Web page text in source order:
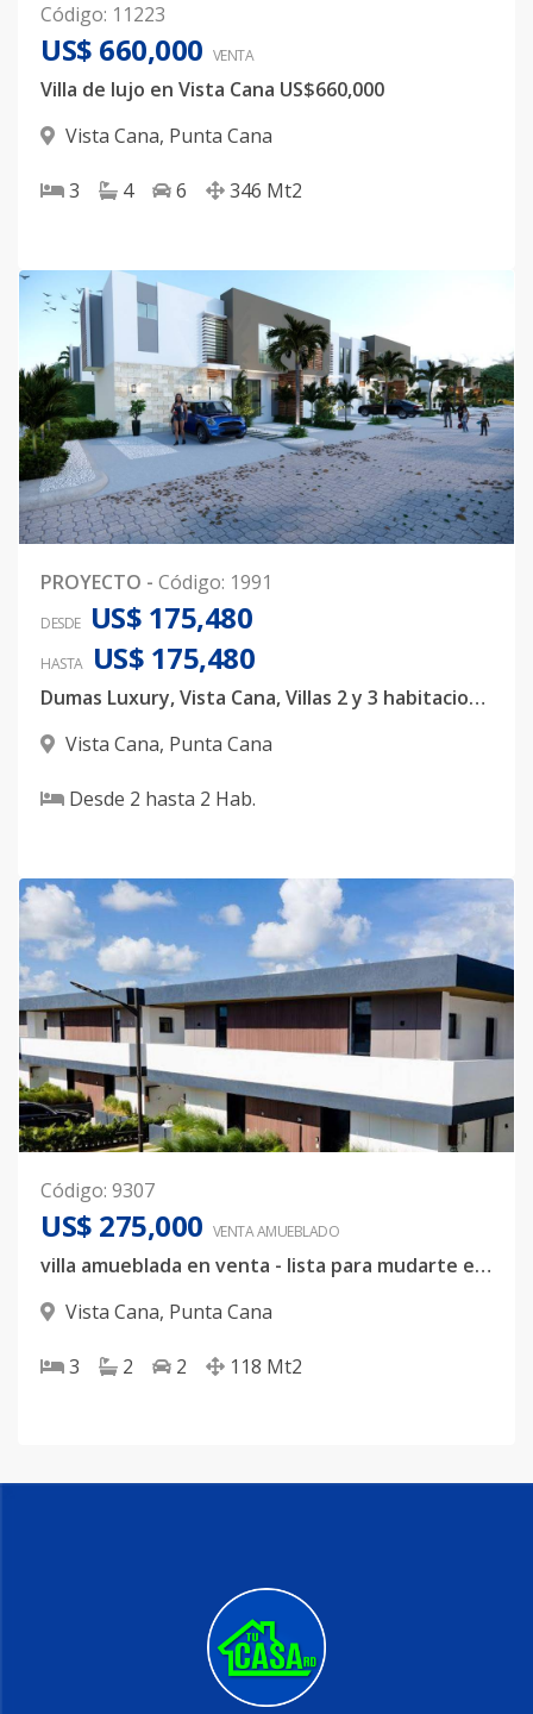
Código: 11223
US$ 660,000 VENTA
Villa de lujo en Vista Cana US$660,000
Vista Cana, Punta Cana
3 4 6 346 Mt2
PROYECTO - Código: 1991
DESDE US$ 175,480
HASTA US$ 175,480
Dumas Luxury, Vista Cana, Villas 2 y 3 habitaciones
Vista Cana, Punta Cana
Desde 2 hasta 2 Hab.
Código: 9307
US$ 275,000 VENTA AMUEBLADO
villa amueblada en venta - lista para mudarte en vista cana
Vista Cana, Punta Cana
3 2 2 118 Mt2